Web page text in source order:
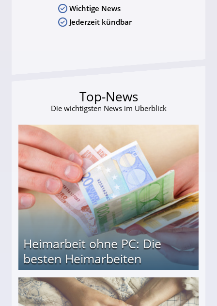
Wichtige News
Jederzeit kündbar
Top-News
Die wichtigsten News im Überblick
Heimarbeit ohne PC: Die
besten Heimarbeiten